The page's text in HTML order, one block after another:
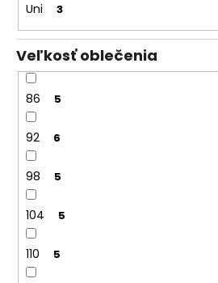
Uni 3
Veľkosť oblečenia
86 5
92 6
98 5
104 5
110 5